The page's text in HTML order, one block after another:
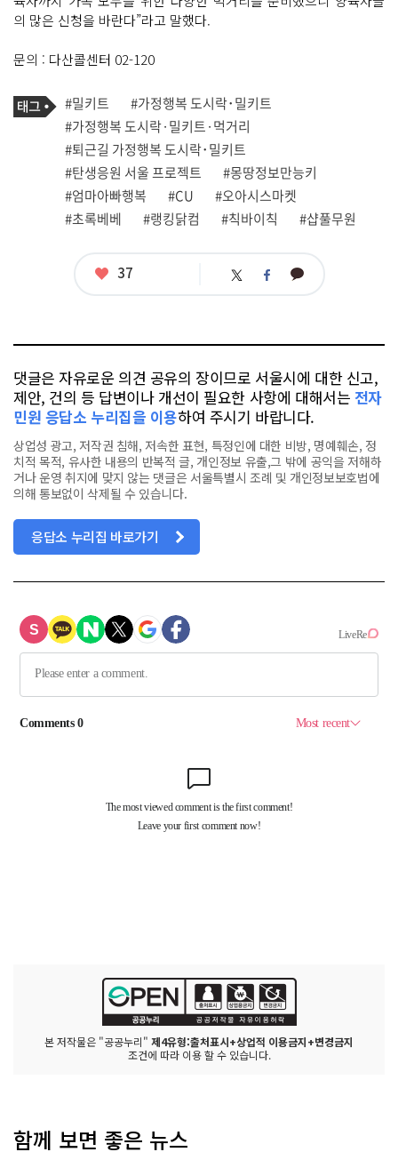
의 많은 신청을 바란다”라고 말했다.
문의 : 다산콜센터 02-120
기
사
관
련
태
그
태
그
#밀키트
#가정행복 도시락･밀키트
#가정행복 도시락·밀키트·먹거리
#퇴근길 가정행복 도시락･밀키트
#탄생응원 서울 프로젝트
#몽땅정보만능키
#엄마아빠행복
#CU
#오아시스마켓
#초록베베
#랭킹닭컴 #칙바이칙 #샵풀무원
좋
37 트 페 카
댓글은 자유로운 의견 공유의 장이므로 서울시에 대한 신고,
제안, 건의 등 답변이나 개선이 필요한 사항에 대해서는 전자
민원 응답소 누리집을 이용하여 주시기 바랍니다.
상업성 광고, 저작권 침해, 저속한 표현, 특정인에 대한 비방, 명예훼손, 정
치적 목적, 유사한 내용의 반복적 글, 개인정보 유출,그 밖에 공익을 저해하
거나 운영 취지에 맞지 않는 댓글은 서울특별시 조례 및 개인정보보호법에
의해 통보없이 삭제될 수 있습니다.
응답소 누리집 바로가기
본 저작물은 "공공누리" 제4유형:출처표시+상업적 이용금지+변경금지
조건에 따라 이용 할 수 있습니다.
함께 보면 좋은 뉴스